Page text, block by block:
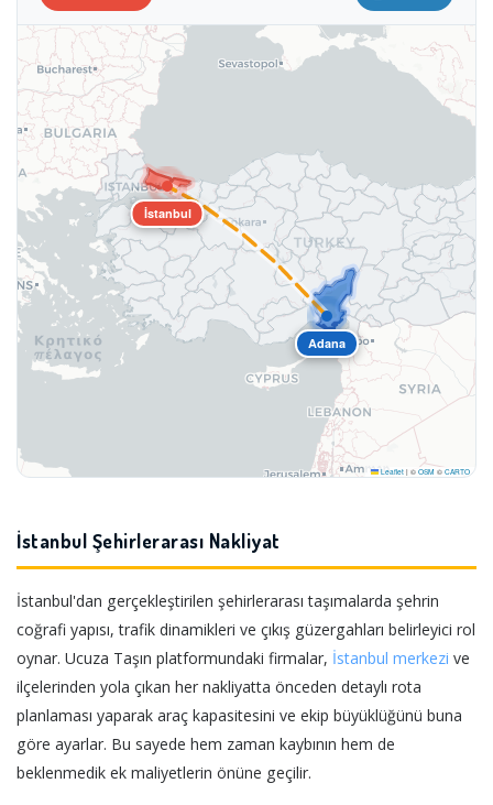
İstanbul
Adana
Leaflet | © OSM © CARTO
İstanbul Şehirlerarası Nakliyat
İstanbul'dan gerçekleştirilen şehirlerarası taşımalarda şehrin
coğrafi yapısı, trafik dinamikleri ve çıkış güzergahları belirleyici rol
oynar. Ucuza Taşın platformundaki firmalar, İstanbul merkezi ve
ilçelerinden yola çıkan her nakliyatta önceden detaylı rota
planlaması yaparak araç kapasitesini ve ekip büyüklüğünü buna
göre ayarlar. Bu sayede hem zaman kaybının hem de
beklenmedik ek maliyetlerin önüne geçilir.